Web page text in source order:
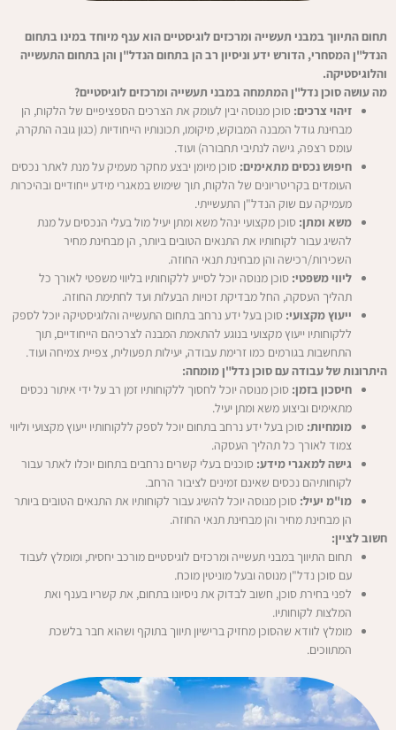
תחום התיווך במבני תעשייה ומרכזים לוגיסטיים הוא ענף מיוחד במינו בתחום
הנדל"ן המסחרי, הדורש ידע וניסיון רב הן בתחום הנדל"ן והן בתחום התעשייה
והלוגיסטיקה.
מה עושה סוכן נדל"ן המתמחה במבני תעשייה ומרכזים לוגיסטיים?
זיהוי צרכים: סוכן מנוסה יבין לעומק את הצרכים הספציפיים של הלקוח, הן
מבחינת גודל המבנה המבוקש, מיקומו, תכונותיו הייחודיות (כגון גובה התקרה,
עומס רצפה, גישה לנתיבי תחבורה) ועוד.
חיפוש נכסים מתאימים: סוכן מיומן יבצע מחקר מעמיק על מנת לאתר נכסים
העומדים בקריטריונים של הלקוח, תוך שימוש במאגרי מידע ייחודיים ובהיכרות
מעמיקה עם שוק הנדל"ן התעשייתי.
משא ומתן: סוכן מקצועי ינהל משא ומתן יעיל מול בעלי הנכסים על מנת
להשיג עבור לקוחותיו את התנאים הטובים ביותר, הן מבחינת מחיר
השכירות/רכישה והן מבחינת תנאי החוזה.
ליווי משפטי: סוכן מנוסה יוכל לסייע ללקוחותיו בליווי משפטי לאורך כל
תהליך העסקה, החל מבדיקת זכויות הבעלות ועד לחתימת החוזה.
ייעוץ מקצועי: סוכן בעל ידע נרחב בתחום התעשייה והלוגיסטיקה יוכל לספק
ללקוחותיו ייעוץ מקצועי בנוגע להתאמת המבנה לצרכיהם הייחודיים, תוך
התחשבות בגורמים כמו זרימת עבודה, יעילות תפעולית, צפיית צמיחה ועוד.
היתרונות של עבודה עם סוכן נדל"ן מומחה:
חיסכון בזמן: סוכן מנוסה יוכל לחסוך ללקוחותיו זמן רב על ידי איתור נכסים
מתאימים וביצוע משא ומתן יעיל.
מומחיות: סוכן בעל ידע נרחב בתחום יוכל לספק ללקוחותיו ייעוץ מקצועי וליווי
צמוד לאורך כל תהליך העסקה.
גישה למאגרי מידע: סוכנים בעלי קשרים נרחבים בתחום יוכלו לאתר עבור
לקוחותיהם נכסים שאינם זמינים לציבור הרחב.
מו"מ יעיל: סוכן מנוסה יוכל להשיג עבור לקוחותיו את התנאים הטובים ביותר
הן מבחינת מחיר והן מבחינת תנאי החוזה.
חשוב לציין:
תחום התיווך במבני תעשייה ומרכזים לוגיסטיים מורכב יחסית, ומומלץ לעבוד
עם סוכן נדל"ן מנוסה ובעל מוניטין מוכח.
לפני בחירת סוכן, חשוב לבדוק את ניסיונו בתחום, את קשריו בענף ואת
המלצות לקוחותיו.
מומלץ לוודא שהסוכן מחזיק ברישיון תיווך בתוקף ושהוא חבר בלשכת
המתווכים.